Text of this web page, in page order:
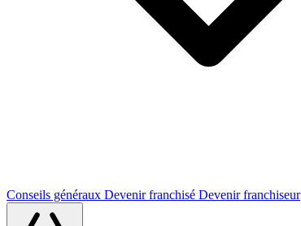
Conseils généraux Devenir franchisé Devenir franchiseur